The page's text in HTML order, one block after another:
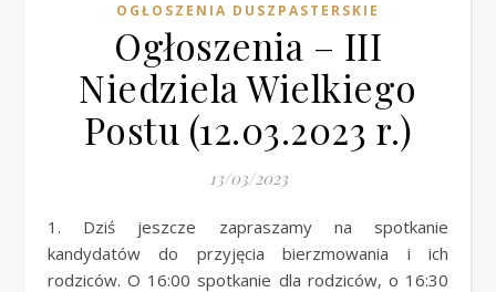
OGŁOSZENIA DUSZPASTERSKIE
Ogłoszenia – III
Niedziela Wielkiego
Postu (12.03.2023 r.)
13/03/2023
1. Dziś jeszcze zapraszamy na spotkanie
kandydatów do przyjęcia bierzmowania i ich
rodziców. O 16:00 spotkanie dla rodziców, o 16:30